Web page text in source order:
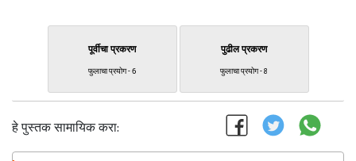
पूर्वीचा प्रकरण
फुलाचा प्रयोग - 6
पुढील प्रकरण
फुलाचा प्रयोग - 8
हे पुस्तक सामायिक करा: